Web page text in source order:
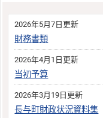
2026年5月7日更新
財務書類
2026年4月1日更新
当初予算
2026年3月19日更新
長与町財政状況資料集